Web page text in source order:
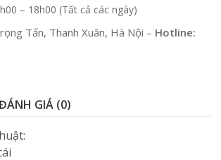
– 18h00 (Tất cả các ngày)
Tấn, Thanh Xuân, Hà Nội – Hotline:
GIÁ (0)